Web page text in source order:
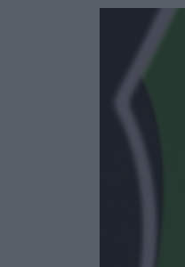
Αφιερώματα
Hautes Grecians